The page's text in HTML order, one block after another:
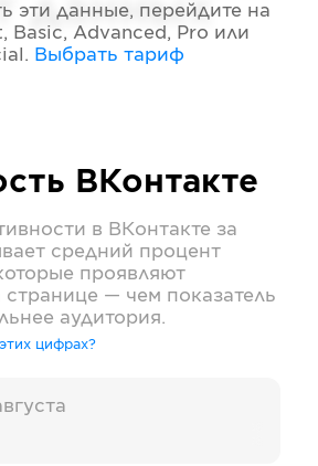
данных
эти данные, перейдите на
Basic, Advanced, Pro или
. Выбрать тариф
ВКонтакте
в ВКонтакте за
средний процент
проявляют
странице — чем показатель
аудитория.
цифрах?